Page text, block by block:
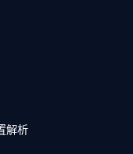
解析